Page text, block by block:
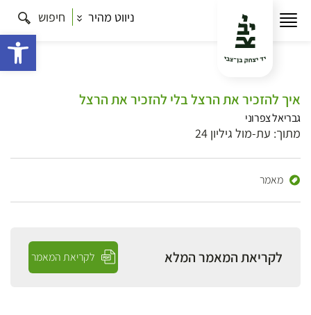
ניווט מהיר חיפוש
איך להזכיר את הרצל בלי להזכיר את הרצל
גבריאל צפרוני
מתוך: עת-מול גיליון 24
מאמר
לקריאת המאמר המלא לקריאת המאמר